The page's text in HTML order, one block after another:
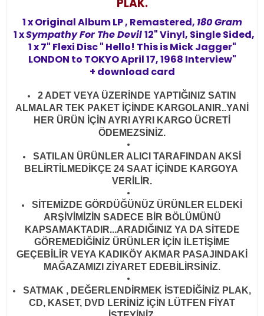
PLAK.
1 x Original Album LP , Remastered, 180 Gram
1 xSympathy For The Devil12" Vinyl, Single Sided,
1 x 7" Flexi Disc " Hello! This is Mick Jagger"
LONDON to TOKYO April 17, 1968 Interview"
+ download card
2 ADET VEYA ÜZERİNDE YAPTIĞINIZ SATIN
ALMALAR TEK PAKET İÇİNDE KARGOLANIR..YANİ
HER ÜRÜN İÇİN AYRI AYRI KARGO ÜCRETİ
ÖDEMEZSİNİZ.
SATILAN ÜRÜNLER ALICI TARAFINDAN AKSİ
BELİRTİLMEDİKÇE 24 SAAT İÇİNDE KARGOYA
VERİLİR.
SİTEMİZDE GÖRDÜĞÜNÜZ ÜRÜNLER ELDEKİ
ARŞİVİMİZİN SADECE BİR BÖLÜMÜNÜ
KAPSAMAKTADIR...ARADIĞINIZ YA DA SİTEDE
GÖREMEDİĞİNİZ ÜRÜNLER İÇİN İLETİŞİME
GEÇEBİLİR VEYA KADIKÖY AKMAR PASAJINDAKİ
MAĞAZAMIZI ZİYARET EDEBİLİRSİNİZ.
SATMAK , DEĞERLENDİRMEK İSTEDİĞİNİZ PLAK,
CD, KASET, DVD LERİNİZ İÇİN LÜTFEN FİYAT